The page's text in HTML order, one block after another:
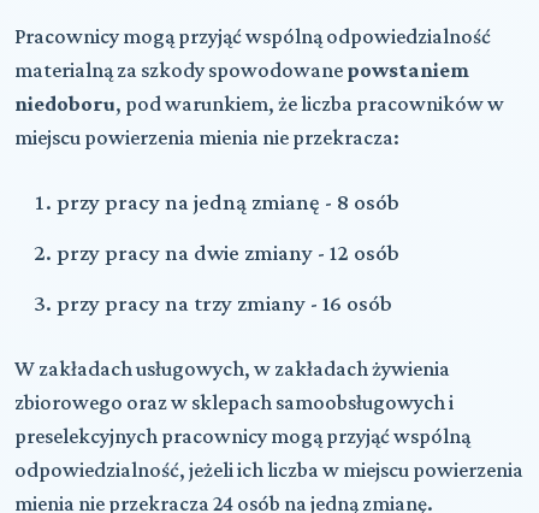
Pracownicy mogą przyjąć wspólną odpowiedzialność
materialną za szkody spowodowane powstaniem
niedoboru, pod warunkiem, że liczba pracowników w
miejscu powierzenia mienia nie przekracza:
przy pracy na jedną zmianę - 8 osób
przy pracy na dwie zmiany - 12 osób
przy pracy na trzy zmiany - 16 osób
W zakładach usługowych, w zakładach żywienia
zbiorowego oraz w sklepach samoobsługowych i
preselekcyjnych pracownicy mogą przyjąć wspólną
odpowiedzialność, jeżeli ich liczba w miejscu powierzenia
mienia nie przekracza 24 osób na jedną zmianę.